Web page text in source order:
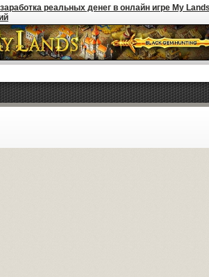
реальных денег в онлайн игре My